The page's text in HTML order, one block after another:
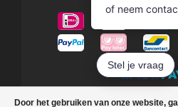
Door het gebruiken van onze website,